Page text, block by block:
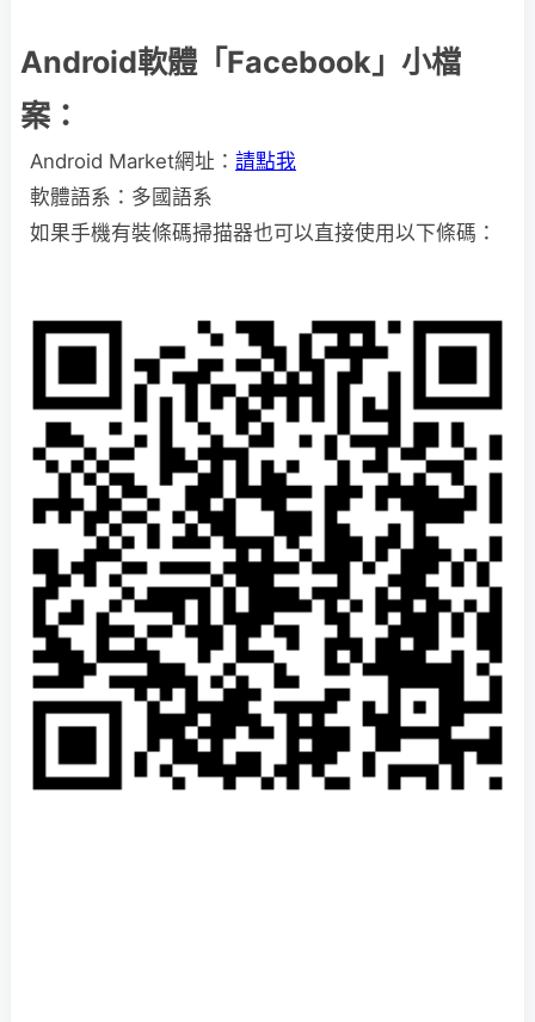
Android軟體「Facebook」小檔
案：
Android Market網址： 請點我
軟體語系：多國語系
如果手機有裝條碼掃描器也可以直接使用以下條碼：